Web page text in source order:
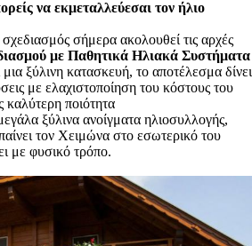
να εκμεταλλεύεσαι τον ήλιο
σήμερα ακολουθεί τις αρχές
με Παθητικά Ηλιακά Συστήματα
ξύλινη κατασκευή, το αποτέλεσμα δίνει
με ελαχιστοποίηση του κόστους του
καλύτερη ποιότητα
ξύλινα ανοίγματα ηλιοσυλλογής,
τον Χειμώνα στο εσωτερικό του
με φυσικό τρόπο.